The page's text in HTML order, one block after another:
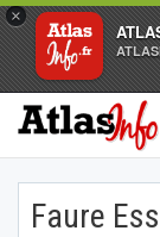
×
Faure